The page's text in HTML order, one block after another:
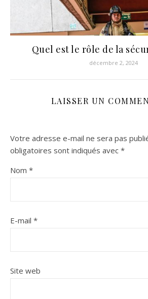
Quel est le rôle de la
décembre 2, 2024
LAISSER UN
Votre adresse e-mail ne sera pas
obligatoires sont indiqués avec *
Nom *
E-mail *
Site web